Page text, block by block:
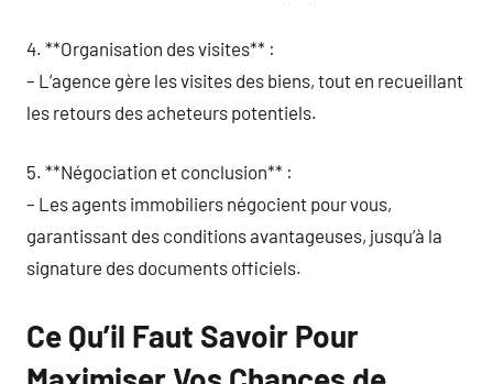
4. **Organisation des visites** :
– L’agence gère les visites des biens, tout en recueillant
les retours des acheteurs potentiels.
5. **Négociation et conclusion** :
– Les agents immobiliers négocient pour vous,
garantissant des conditions avantageuses, jusqu’à la
signature des documents officiels.
Ce Qu’il Faut Savoir Pour